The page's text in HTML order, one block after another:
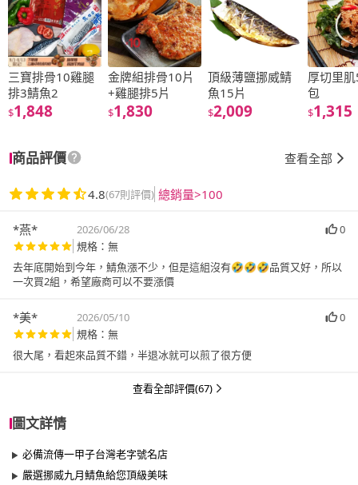
三寶排骨10雞腿
排3鯖魚2
$1,848
金牌組排骨10片
+雞腿排5片
$1,830
頂級薄鹽挪威鯖
魚15片
$2,009
厚切里
包
$1,315
商品評價 查看全部
4.8(67則評價) 總銷量>100
*燕* 2026/06/28
0
規格：無
去年底開始到今年，鯖魚漲不少，但是這組沒有🤣🤣🤣品質又好，所以
一次買2組，希望廠商可以不要漲價
*美* 2026/05/10
0
規格：無
很大尾，看起來品質不錯，半退冰就可以煎了很方便
查看全部評價(67)
圖文詳情
必備流傳一甲子台灣老字號名店
嚴選挪威九月鯖魚給您頂級美味